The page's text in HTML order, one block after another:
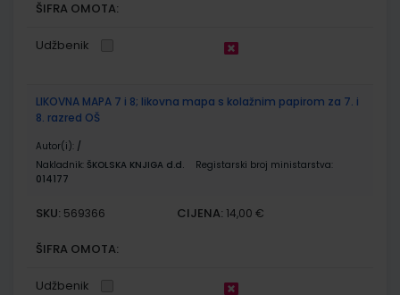
ŠIFRA OMOTA:
Udžbenik
LIKOVNA MAPA 7 i 8; likovna mapa s kolažnim papirom za 7. i
8. razred OŠ
Autor(i): /
Nakladnik: ŠKOLSKA KNJIGA d.d.
Registarski broj ministarstva:
014177
SKU: 569366 CIJENA: 14,00 €
ŠIFRA OMOTA:
Udžbenik